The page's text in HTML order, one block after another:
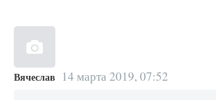
Вячеслав 14 марта 2019, 07:52